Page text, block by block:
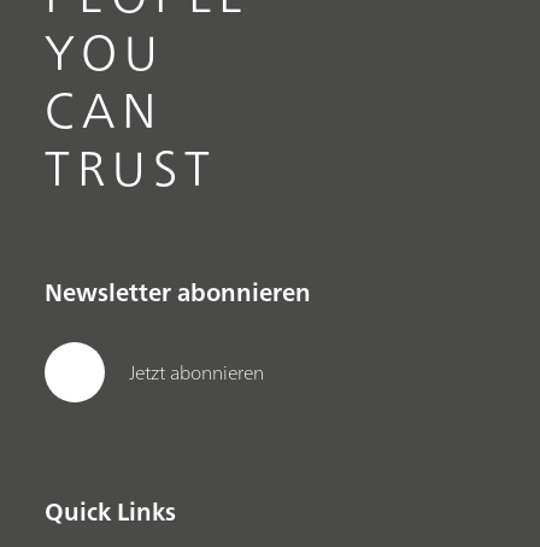
YOU
CAN
TRUST
Newsletter abonnieren
Jetzt abonnieren
Quick Links